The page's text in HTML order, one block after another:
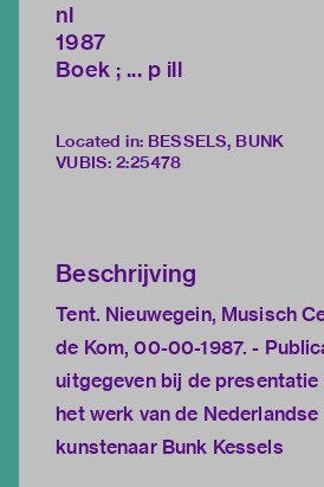
nl
1987
Boek ; ... p ill
Located in: BESSELS, BUNK
VUBIS: 2:25478
Beschrijving
Tent. Nieuwegein, Musisch
de Kom, 00-00-1987. -
uitgegeven bij de presentatie
het werk van de Nederlandse
kunstenaar Bunk Kessels